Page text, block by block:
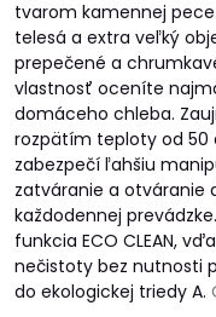
tvarom kamennej
telesá a extra veľký
prepečené a
vlastnosť oceníte
domáceho chleba.
rozpätím teploty od 50
zabezpečí ľahšiu
zatváranie a otváranie
každodennej
funkcia ECO CLEAN,
nečistoty bez nutnosti
do ekologickej triedy A.